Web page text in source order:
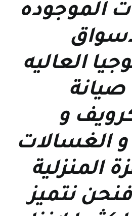
الموجوده
العاليه
و
و الغسالات
المنزلية
نتميز